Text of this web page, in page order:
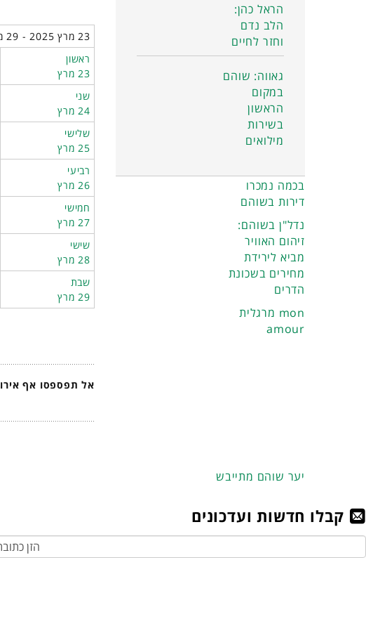
23 מרץ 2025 - 29 מרץ 2025
ראשון
23 מרץ
שני
24 מרץ
שלישי
25 מרץ
רביעי
26 מרץ
חמישי
27 מרץ
שישי
28 מרץ
שבת
29 מרץ
אל תפספסו אף
הראל כהן:
הלב נדם
וחזר לחיים
גאווה: שוהם
במקום
הראשון
בשירות
מילואים
בכמה נמכרו
דירות בשוהם
נדל"ן בשוהם:
זיהום האוויר
מביא לירידת
מחירים בשכונת
הדרים
מרגלית mon
amour
יער שוהם מתייבש
קבלו חדשות ועדכונים